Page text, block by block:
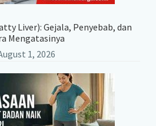
Liver): Gejala, Penyebab, dan
Mengatasinya
1, 2026